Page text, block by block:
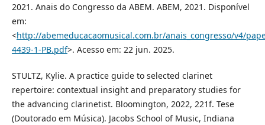
2021. Anais do Congresso da ABEM. ABEM, 2021. Disponível
em:
<http://abemeducacaomusical.com.br/anais_congresso/v4/
4439-1-PB.pdf>. Acesso em: 22 jun. 2025.
STULTZ, Kylie. A practice guide to selected clarinet
repertoire: contextual insight and preparatory studies for
the advancing clarinetist. Bloomington, 2022, 221f. Tese
(Doutorado em Música). Jacobs School of Music, Indiana